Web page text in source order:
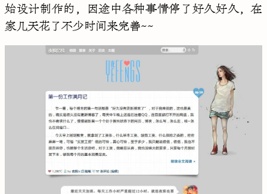
始设计制作的，因途中各种事情停了好久好久，在
家几天花了不少时间来完善~~